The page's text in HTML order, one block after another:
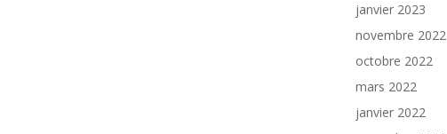
janvier 2023
novembre 2022
octobre 2022
mars 2022
janvier 2022